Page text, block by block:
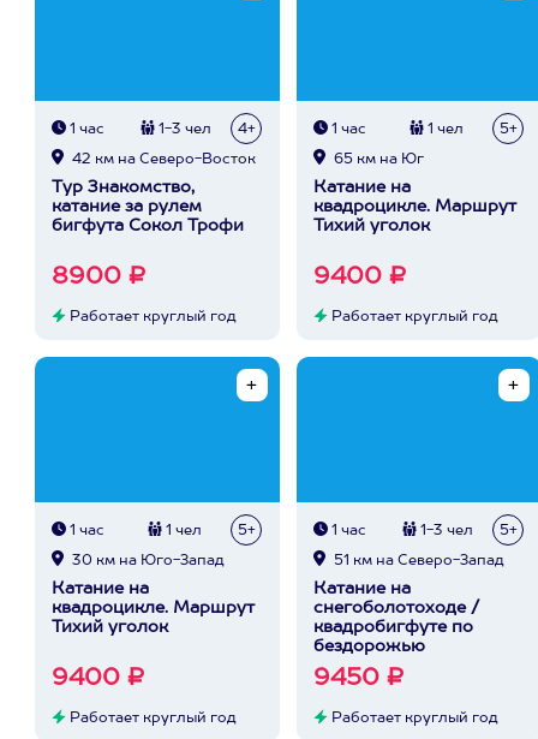
1 час 1-3 чел 4+
42 км на Северо-Восток
Тур Знакомство,
катание за рулем
бигфута Сокол Трофи
8900 ₽
Работает круглый год
1 час 1 чел 5+
65 км на Юг
Катание на
квадроцикле. Маршрут
Тихий уголок
9400 ₽
Работает круглый год
1 час 1 чел 5+
30 км на Юго-Запад
Катание на
квадроцикле. Маршрут
Тихий уголок
9400 ₽
Работает круглый год
1 час 1-3 чел 5+
51 км на Северо-Запад
Катание на
снегоболотоходе /
квадробигфуте по
бездорожью
9450 ₽
Работает круглый год